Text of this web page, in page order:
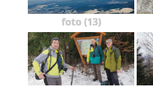
foto (13)